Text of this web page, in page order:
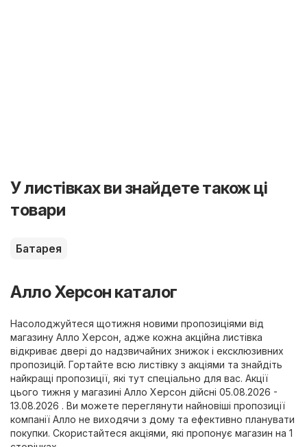
У листівках ви знайдете також ці
товари
Батарея
Алло Херсон каталог
Насолоджуйтеся щотижня новими пропозиціями від
магазину Алло Херсон, адже кожна акційна листівка
відкриває двері до надзвичайних знижок і ексклюзивних
пропозицій. Гортайте всю листівку з акціями та знайдіть
найкращі пропозиції, які тут спеціально для вас. Акції
цього тижня у магазині Алло Херсон дійсні 05.08.2026 -
13.08.2026 . Ви можете переглянути найновіші пропозиції
компанії Алло не виходячи з дому та ефективно планувати
покупки. Скористайтеся акціями, які пропонує магазин на 1